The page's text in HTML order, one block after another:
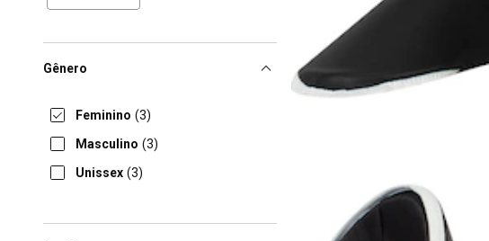
Gênero
Feminino (3)
Masculino (3)
Unissex (3)